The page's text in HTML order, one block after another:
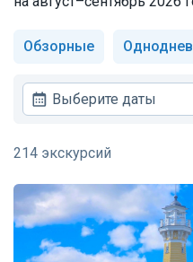
Обзорные
Выберите даты